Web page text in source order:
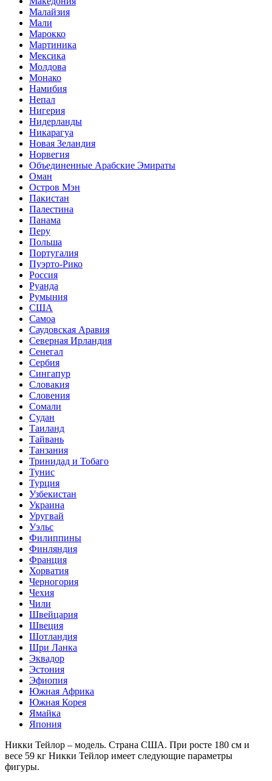
Малайзия
Мали
Марокко
Мартиника
Мексика
Молдова
Монако
Намибия
Непал
Нигерия
Нидерланды
Никарагуа
Новая Зеландия
Норвегия
Объединенные Арабские Эмираты
Оман
Остров Мэн
Пакистан
Палестина
Панама
Перу
Польша
Португалия
Пуэрто-Рико
Россия
Руанда
Румыния
США
Самоа
Саудовская Аравия
Северная Ирландия
Сенегал
Сербия
Сингапур
Словакия
Словения
Сомали
Судан
Таиланд
Тайвань
Танзания
Тринидад и Тобаго
Тунис
Турция
Узбекистан
Украина
Уругвай
Уэльс
Филиппины
Финляндия
Франция
Хорватия
Черногория
Чехия
Чили
Швейцария
Швеция
Шотландия
Шри Ланка
Эквадор
Эстония
Эфиопия
Южная Африка
Южная Корея
Ямайка
Япония
Никки Тейлор – модель. Страна США. При росте 180 см и
весе 59 кг Никки Тейлор имеет следующие параметры
фигуры.